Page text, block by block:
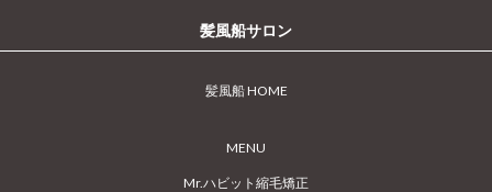
髪風船サロン
髪風船 HOME
MENU
Mr.ハビット縮毛矯正